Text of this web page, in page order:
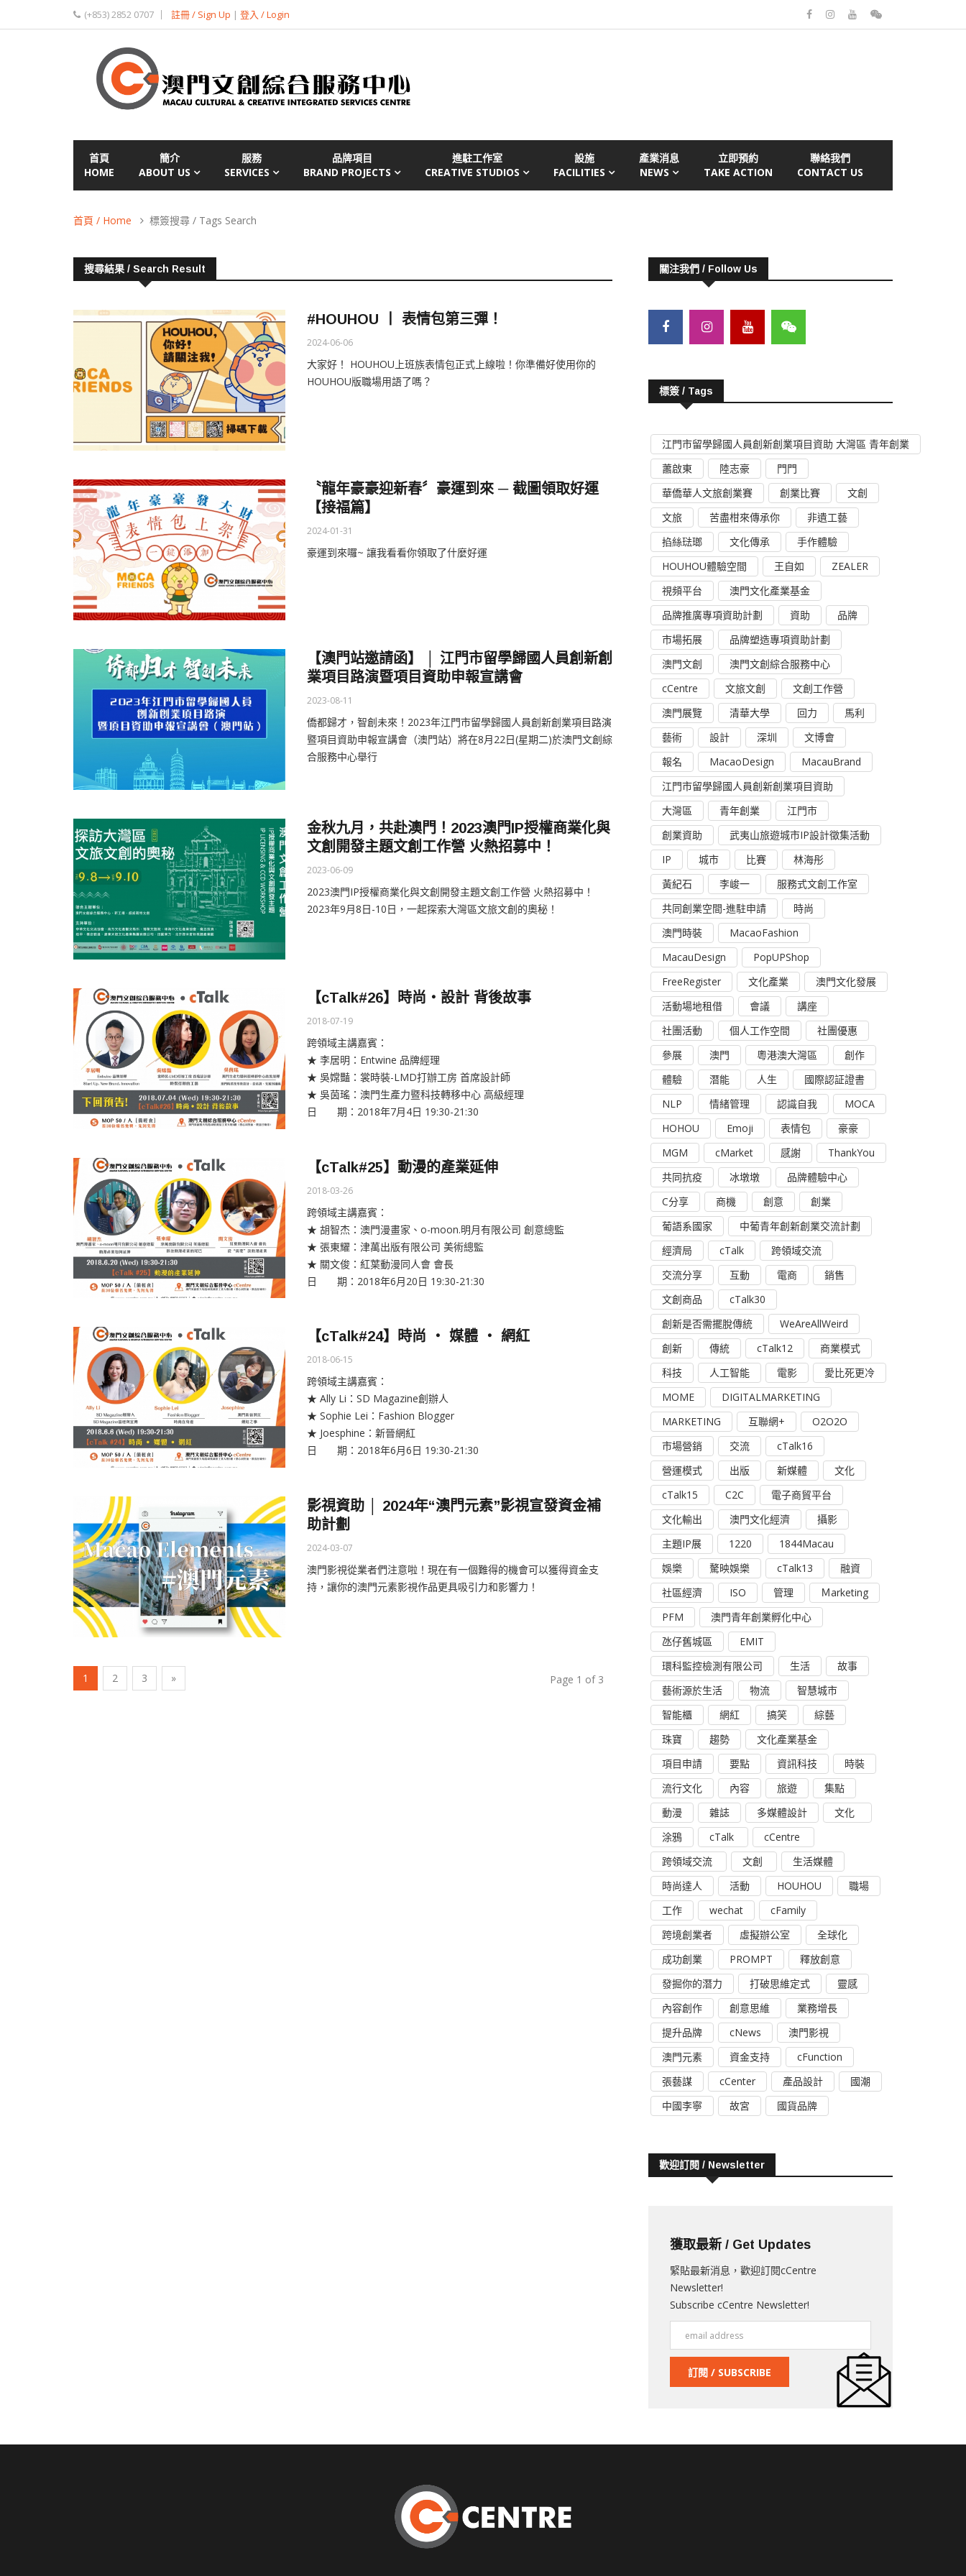
(+853) 2852 0707 註冊 / Sign Up | 登入 / Login
首頁
HOME
簡介
ABOUT US
服務
SERVICES
品牌項目
BRAND PROJECTS
進駐工作室
CREATIVE STUDIOS
設施
FACILITIES
產業消息
NEWS
立即預約
TAKE ACTION
聯絡我們
CONTACT US
首頁 / Home 標簽搜尋 / Tags Search
搜尋結果 / Search Result
#HOUHOU 丨 表情包第三彈！
2024-06-06
大家好！ HOUHOU上班族表情包正式上線啦！你準備好使用你的
HOUHOU版職場用語了嗎？
〝龍年豪豪迎新春〞豪運到來 ─ 截圖領取好運
【接福篇】
2024-01-31
豪運到來囉~ 讓我看看你領取了什麼好運
【澳門站邀請函】 │ 江門市留學歸國人員創新創
業項目路演暨項目資助申報宣講會
2023-08-11
僑都歸才，智創未來！2023年江門市留學歸國人員創新創業項目路演
暨項目資助申報宣講會（澳門站）將在8月22日(星期二)於澳門文創綜
合服務中心舉行
金秋九月，共赴澳門！2023澳門IP授權商業化與
文創開發主題文創工作營 火熱招募中！
2023-06-09
2023澳門IP授權商業化與文創開發主題文創工作營 火熱招募中！
2023年9月8日-10日，一起探索大灣區文旅文創的奧秘！
【cTalk#26】時尚‧設計 背後故事
2018-07-19
跨領域主講嘉賓：
★ 李居明：Entwine 品牌經理
★ 吳嫦豔：裳時裝-LMD打辦工房 首席設計師
★ 吳茵瑤：澳門生產力暨科技轉移中心 高級經理
日 期：2018年7月4日 19:30-21:30
【cTalk#25】動漫的產業延伸
2018-03-26
跨領域主講嘉賓：
★ 胡智杰：澳門漫畫家、o-moon.明月有限公司 創意總監
★ 張東耀：津萬出版有限公司 美術總監
★ 關文俊：紅葉動漫同人會 會長
日 期：2018年6月20日 19:30-21:30
【cTalk#24】時尚 ‧ 媒體 ‧ 網紅
2018-06-15
跨領域主講嘉賓：
★ Ally Li：SD Magazine創辦人
★ Sophie Lei：Fashion Blogger
★ Joesphine：新晉網紅
日 期：2018年6月6日 19:30-21:30
影視資助 │ 2024年“澳門元素”影視宣發資金補
助計劃
2024-03-07
澳門影視從業者們注意啦！現在有一個難得的機會可以獲得資金支
持，讓你的澳門元素影視作品更具吸引力和影響力！
1 (current)
2 3 » Page 1 of 3
關注我們 / Follow Us
標簽 / Tags
江門市留學歸國人員創新創業項目資助 大灣區 青年創業
蕭啟東
陸志豪
門門
華僑華人文旅創業賽
創業比賽
文創
文旅
苦盡柑來傳承你
非遺工藝
掐絲琺瑯
文化傳承
手作體驗
HOUHOU體驗空間
王自如
ZEALER
視頻平台
澳門文化產業基金
品牌推廣專項資助計劃
資助
品牌
市場拓展
品牌塑造專項資助計劃
澳門文創
澳門文創綜合服務中心
cCentre
文旅文創
文創工作營
澳門展覽
清華大學 回力
馬利
藝術
設計 深圳
文博會
報名
MacaoDesign
MacauBrand
江門市留學歸國人員創新創業項目資助
大灣區
青年創業
江門市
創業資助
武夷山旅遊城市IP設計徵集活動
IP
城市 比賽
林海彤
黃紀石
李峻一
服務式文創工作室
共同創業空間-進駐申請
時尚
澳門時裝
MacaoFashion
MacauDesign
PopUPShop
FreeRegister
文化產業
澳門文化發展
活動場地租借
會議
講座
社團活動
個人工作空間
社團優惠
參展
澳門 粵港澳大灣區
創作
體驗
潛能 人生
國際認証證書
NLP
情緒管理 認識自我
MOCA
HOHOU
Emoji 表情包
豪豪
MGM
cMarket 感謝
ThankYou
共同抗疫
冰墩墩
品牌體驗中心
C分享
商機 創意
創業
葡語系國家
中葡青年創新創業交流計劃
經濟局
cTalk
跨領域交流
交流分享
互動 電商
銷售
文創商品
cTalk30
創新是否需擺脫傳統
WeAreAllWeird
創新
傳統 cTalk12
商業模式
科技
人工智能 電影
愛比死更冷
MOME
DIGITALMARKETING
MARKETING
互聯網+
O2O2O
市場營銷
交流
cTalk16
營運模式
出版 新媒體
文化
cTalk15
C2C
電子商貿平台
文化輸出
澳門文化經濟
攝影
主題IP展
1220
1844Macau
娛樂
驁映娛樂 cTalk13
融資
社區經濟
ISO 管理
Ｍarketing
PFM
澳門青年創業孵化中心
氹仔舊城區
EMIT
環科監控檢測有限公司
生活
故事
藝術源於生活
物流
智慧城市
智能櫃
網紅 搞笑
綜藝
珠寶
趨勢
文化產業基金
項目申請
要點 資訊科技
時裝
流行文化
內容 旅遊
集點
動漫
雜誌 多媒體設計
文化
涂鴉
cTalk
cCentre
跨領域交流
文創
生活媒體
時尚達人
活動 HOUHOU
職場
工作
wechat
cFamily
跨境創業者
虛擬辦公室
全球化
成功創業
PROMPT
釋放創意
發掘你的潛力
打破思維定式
靈感
內容創作
創意思維
業務增長
提升品牌
cNews
澳門影視
澳門元素
資金支持
cFunction
張藝謀
cCenter 產品設計
國潮
中國李寧
故宮 國貨品牌
歡迎訂閱 / Newsletter
獲取最新 / Get Updates
緊貼最新消息，歡迎訂閱cCentre
Newsletter!
Subscribe cCentre Newsletter!